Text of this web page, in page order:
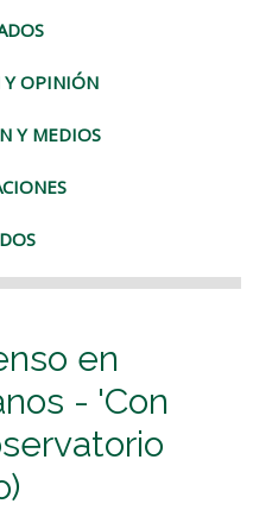
Y OPINIÓN
Y MEDIOS
en
- 'Con